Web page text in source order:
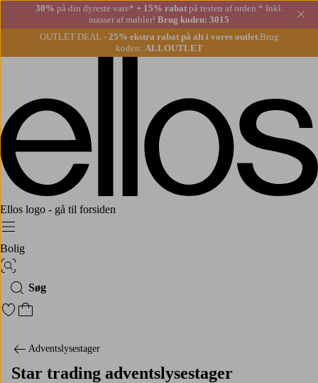
30% på din dyreste vare* + 15% rabatpå resten af orden.* Inkl.
masser af møbler! Brug koden: 3015
OUTLET DEAL - 25% ekstra rabat på alt i vores outlet.Brug
koden: ALLOUTLET
Ellos logo - gå til forsiden
Menu
Bolig
Billedsøgning
Søg
Gå til favoritmarkerede produkter
Gå til indkøbskurven
Adventslysestager
Star trading adventslysestager